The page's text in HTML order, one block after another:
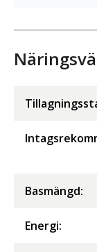
Basmängd:
Energi: